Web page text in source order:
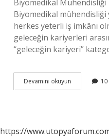
Biyomedikal Mühendisliği
Biyomedikal
herkes yeterli iş imkânı
geleceğin kariyerleri
“geleceğin kariyeri”
Devamını okuyun Biyomedikal
Mühendisliği
https://